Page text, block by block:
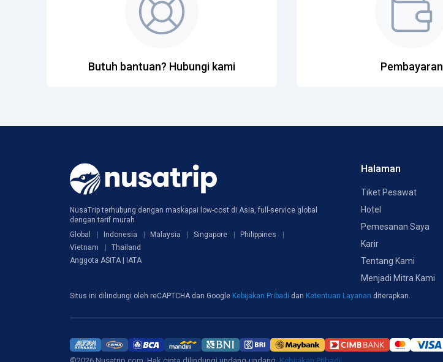
Butuh bantuan? Hubungi kami Pembayaran
NusaTrip terhubung dengan maskapai low-cost di Asia, full-service global
dengan tarif murah
Global
Indonesia Malaysia Singapore
Philippines
Vietnam
Thailand
Anggota ASITA | IATA
Halaman
Tiket Pesawat
Hotel
Pemesanan Saya
Karir
Tentang Kami
Menjadi Mitra Kami
Situs ini dilindungi oleh reCAPTCHA dan Google Kebijakan Pribadi dan Ketentuan Layanan diterapkan.